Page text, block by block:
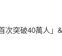
次突破40萬人」